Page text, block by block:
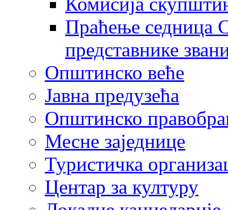
Праћење седница
представнике
Општинско веће
Јавна предузећа
Општинско
Месне заједнице
Туристичка
Центaр за културу